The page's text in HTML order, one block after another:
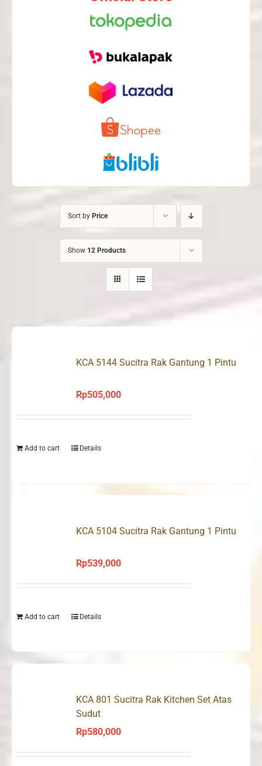
Sort by Price
Show 12 Products
KCA 5144 Sucitra Rak Gantung 1 Pintu
Rp505,000
Add to cart Details
KCA 5104 Sucitra Rak Gantung 1 Pintu
Rp539,000
Add to cart Details
KCA 801 Sucitra Rak Kitchen Set Atas
Sudut
Rp580,000